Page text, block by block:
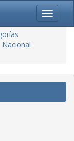
Toggle
Nacional